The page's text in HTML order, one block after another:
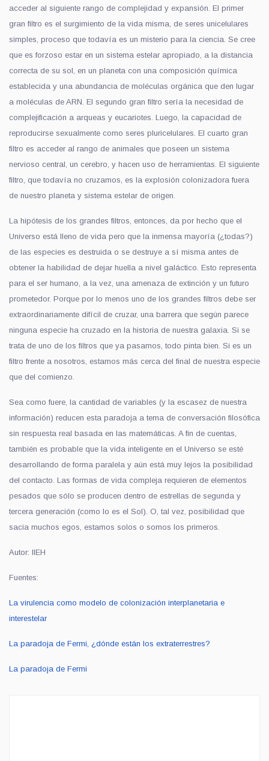
acceder al siguiente rango de complejidad y expansión. El primer
gran filtro es el surgimiento de la vida misma, de seres unicelulares
simples, proceso que todavía es un misterio para la ciencia. Se cree
que es forzoso estar en un sistema estelar apropiado, a la distancia
correcta de su sol, en un planeta con una composición química
establecida y una abundancia de moléculas orgánica que den lugar
a moléculas de ARN. El segundo gran filtro sería la necesidad de
complejificación a arqueas y eucariotes. Luego, la capacidad de
reproducirse sexualmente como seres pluricelulares. El cuarto gran
filtro es acceder al rango de animales que poseen un sistema
nervioso central, un cerebro, y hacen uso de herramientas. El siguiente
filtro, que todavía no cruzamos, es la explosión colonizadora fuera
de nuestro planeta y sistema estelar de origen.
La hipótesis de los grandes filtros, entonces, da por hecho que el
Universo está lleno de vida pero que la inmensa mayoría (¿todas?)
de las especies es destruida o se destruye a sí misma antes de
obtener la habilidad de dejar huella a nivel galáctico. Esto representa
para el ser humano, a la vez, una amenaza de extinción y un futuro
prometedor. Porque por lo menos uno de los grandes filtros debe ser
extraordinariamente difícil de cruzar, una barrera que según parece
ninguna especie ha cruzado en la historia de nuestra galaxia. Si se
trata de uno de los filtros que ya pasamos, todo pinta bien. Si es un
filtro frente a nosotros, estamos más cerca del final de nuestra especie
que del comienzo.
Sea como fuere, la cantidad de variables (y la escasez de nuestra
información) reducen esta paradoja a tema de conversación filosófica
sin respuesta real basada en las matemáticas. A fin de cuentas,
también es probable que la vida inteligente en el Universo se esté
desarrollando de forma paralela y aún está muy lejos la posibilidad
del contacto. Las formas de vida compleja requieren de elementos
pesados que sólo se producen dentro de estrellas de segunda y
tercera generación (como lo es el Sol). O, tal vez, posibilidad que
sacia muchos egos, estamos solos o somos los primeros.
Autor: IIEH
Fuentes:
La virulencia como modelo de colonización interplanetaria e
interestelar
La paradoja de Fermi, ¿dónde están los extraterrestres?
La paradoja de Fermi